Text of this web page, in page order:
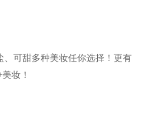
、可甜多种美妆任你选择！更有
妆！